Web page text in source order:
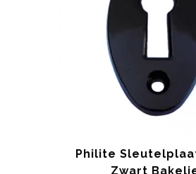
Philite
Zwart